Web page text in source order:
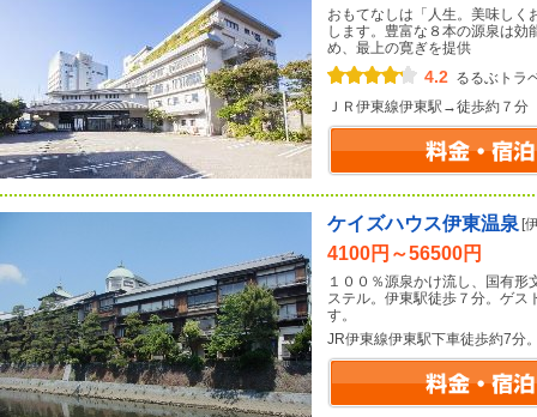
おもてなしは「人生。美味しく
します。豊富な８本の源泉は
め、最上の寛ぎを提供
4.2 るるぶトラ
ＪＲ伊東線伊東駅→徒歩約７分
ケイズハウス伊東温泉 [
4100円～56500円
１００％源泉かけ流し、国有
ステル。伊東駅徒歩７分。ゲス
す。
JR伊東線伊東駅下車徒歩約7分